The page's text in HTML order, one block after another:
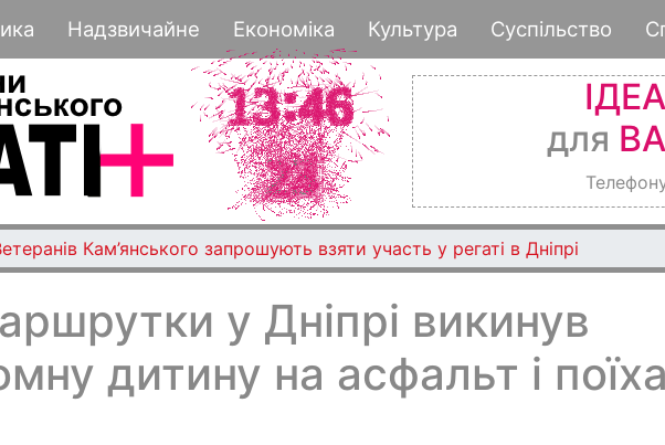
до
основного
Надзвичайне Економіка Культура Суспільство
для
Кам’янського запрошують взяти участь у регаті в Дніпрі
у Дніпрі викинув
дитину на асфальт і